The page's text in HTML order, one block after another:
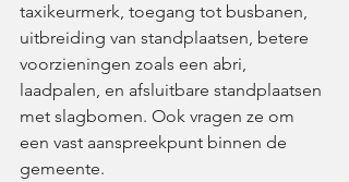
taxikeurmerk, toegang tot busbanen,
uitbreiding van standplaatsen, betere
voorzieningen zoals een abri,
laadpalen, en afsluitbare standplaatsen
met slagbomen. Ook vragen ze om
een vast aanspreekpunt binnen de
gemeente.